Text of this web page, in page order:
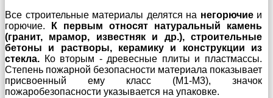
Все строительные материалы делятся на негорючиеи
горючие.
К первым относят натуральный камень
(гранит, мрамор, известняк и др.), строительные
бетоны и растворы, керамику и конструкции из
стекла. Ко вторым - древесные плиты и пластмассы.
Степень пожарной безопасности материала показывает
присвоенный ему класс (M1-M3), значок
пожаробезопасности указывается на упаковке.